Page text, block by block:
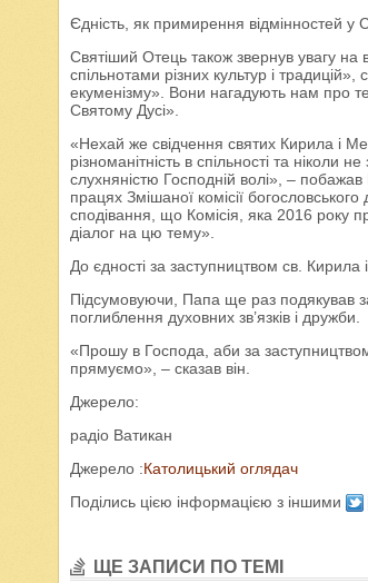
Єдність, як примирення відмінностей у
Святіший Отець також звернув увагу
спільнотами різних культур і
екуменізму». Вони нагадують нам про
Святому Дусі».
«Нехай же свідчення святих Кирила і
різноманітність в спільності та
слухняністю Господній волі», –
працях Змішаної комісії
сподівання, що Комісія, яка 2016 року
діалог на цю тему».
До єдності за заступництвом св. Кирила
Підсумовуючи, Папа ще раз подякував
поглиблення духовних зв’язків і дружби.
«Прошу в Господа, аби за
прямуємо», – сказав він.
Джерело:
радіо Ватикан
Джерело :Католицький оглядач
Поділись цією інформацією з іншими
ЩЕ ЗАПИСИ ПО ТЕМІ